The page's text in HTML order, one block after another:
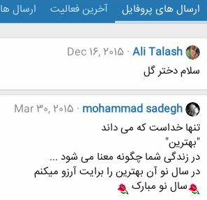
ارسال های پروفایل آخرین فعالیت ارسال ها
Ali Talash
Dec 16, 2015
سلام دختر گل
mohammad sadegh
Mar 30, 2015
تنها خداست که می داند
"بهترین"
در زندگی شما چگونه معنا می شود ...
در سال نو آن بهترین را برایت آرزو میکنم
سال نو مبارک